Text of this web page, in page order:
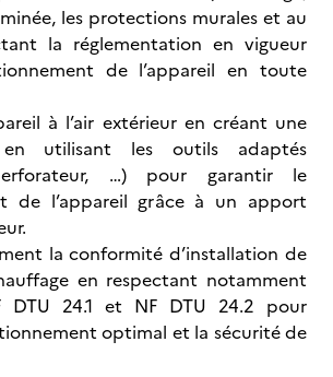
les protections murales et au
la réglementation en vigueur
de l’appareil en toute
à l’air extérieur en créant une
en utilisant les outils adaptés
…) pour garantir le
de l’appareil grâce à un apport
la conformité d’installation de
en respectant notamment
DTU 24.1 et NF DTU 24.2 pour
optimal et la sécurité de